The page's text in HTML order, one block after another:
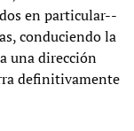
en particular--
conduciendo la
una dirección
definitivamente